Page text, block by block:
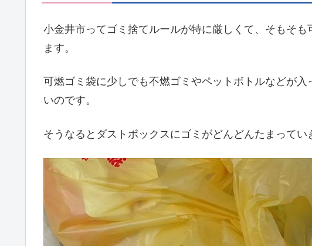
小金井市ってゴミ捨てルールが特に厳しくて、そもそ
ます。
可燃ゴミ袋に少しでも不燃ゴミやペットボトルなどが
いのです。
そうなるとダストボックスにゴミがどんどんたまってい